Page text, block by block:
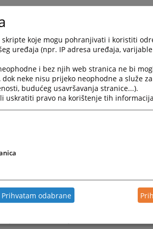
upute)
će korisnik moći izvršiti na
na kvalifikacijskim testiranjima,
na pismenim testiranjima,
i lokacijama kvalifikacijskih i
će putem elektroničke pošte
pisarni.
Modula i eventualna dodatna
vstv.imenovanja@pravosudje.ba.
prijava će olakšati i ubrzati
olakšava popunjavanje i
potrebno za njihovu obradu i
koje mogu pohranjivati i koristiti
uređaja (npr. IP adresa uređaja,
i bez njih web stranica ne bi
neke nisu prijeko neophodne a služe
budućeg usavršavanja stranice...).
uskratiti pravo na korištenje tih
Prihvatam odabrane